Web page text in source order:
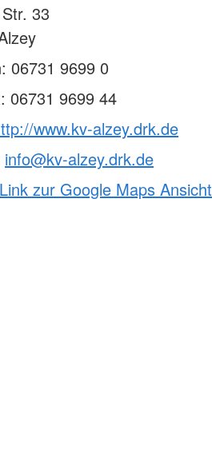
33
06731 9699 0
06731 9699 44
www.kv-alzey.drk.de
info@kv-alzey.drk.de
Link zur Google Maps Ansicht